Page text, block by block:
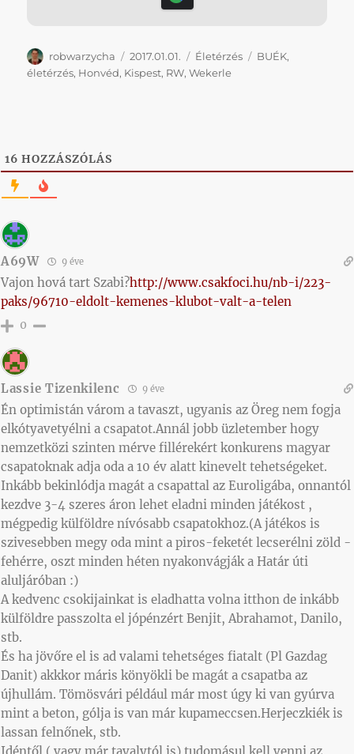
Szerző
robwarzycha Közzétéve
2017.01.01. Kategória
Életérzés Címke
BUÉK,
életérzés, Honvéd, Kispest, RW,Wekerle
16 HOZZÁSZÓLÁS
A69W 9 éve
Vajon hová tart Szabi?http://www.csakfoci.hu/nb-i/223-
paks/96710-eldolt-kemenes-klubot-valt-a-telen
0
Lassie Tizenkilenc 9 éve
Én optimistán várom a tavaszt, ugyanis az Öreg nem fogja
elkótyavetyélni a csapatot.Annál jobb üzletember hogy
nemzetközi szinten mérve fillérekért konkurens magyar
csapatoknak adja oda a 10 év alatt kinevelt tehetségeket.
Inkább bekinlódja magát a csapattal az Euroligába, onnantól
kezdve 3-4 szeres áron lehet eladni minden játékost ,
mégpedig külföldre nívósabb csapatokhoz.(A játékos is
szivesebben megy oda mint a piros-feketét lecserélni zöld -
fehérre, oszt minden héten nyakonvágják a Határ úti
aluljáróban :)
A kedvenc csokijainkat is eladhatta volna itthon de inkább
külföldre passzolta el jópénzért Benjit, Abrahamot, Danilo,
stb.
És ha jövőre el is ad valami tehetséges fiatalt (Pl Gazdag
Danit) akkkor máris könyökli be magát a csapatba az
újhullám. Tömösvári például már most úgy ki van gyúrva
mint a beton, gólja is van már kupameccsen.Herjeczkiék is
lassan felnőnek, stb.